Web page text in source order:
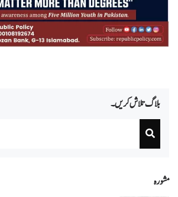
بلاگ تلاش کریں۔
مشورہ